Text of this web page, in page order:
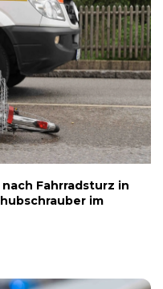
Fahrradsturz in
im